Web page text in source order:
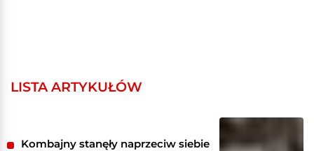
LISTA ARTYKUŁÓW
Kombajny stanęły naprzeciw siebie